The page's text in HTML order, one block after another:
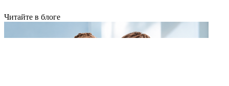
Читайте в блоге